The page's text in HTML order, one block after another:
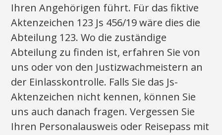
Ihren Angehörigen führt. Für das fiktive
Aktenzeichen 123 Js 456/19 wäre dies die
Abteilung 123. Wo die zuständige
Abteilung zu finden ist, erfahren Sie von
uns oder von den Justizwachmeistern an
der Einlasskontrolle. Falls Sie das Js-
Aktenzeichen nicht kennen, können Sie
uns auch danach fragen. Vergessen Sie
Ihren Personalausweis oder Reisepass mit